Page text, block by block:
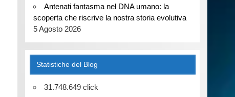
Antenati fantasma nel DNA umano: la
scoperta che riscrive la nostra storia evolutiva
5 Agosto 2026
Statistiche del Blog
31.748.649 click